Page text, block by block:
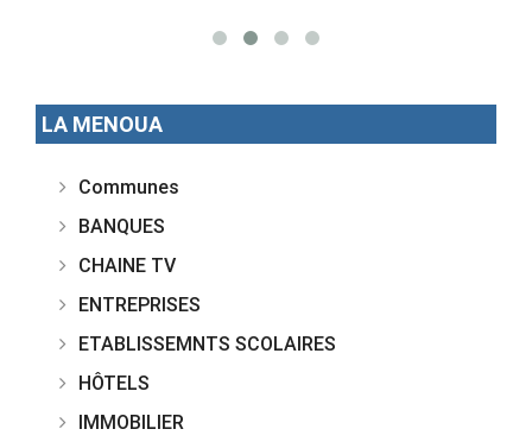
LA MENOUA
Communes
BANQUES
CHAINE TV
ENTREPRISES
ETABLISSEMNTS SCOLAIRES
HÔTELS
IMMOBILIER